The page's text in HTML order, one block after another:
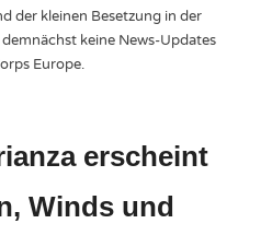
der kleinen Besetzung in der
keine News-Updates
Europe.
erscheint
Winds und